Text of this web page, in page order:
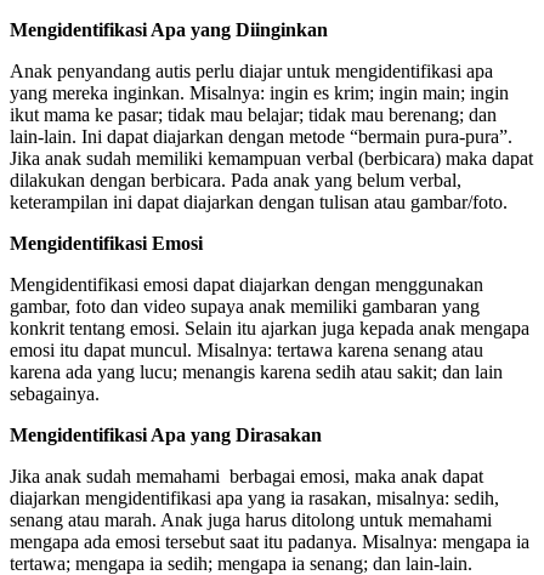
Mengidentifikasi Apa yang Diinginkan
Anak penyandang autis perlu diajar untuk mengidentifikasi apa
yang mereka inginkan. Misalnya: ingin es krim; ingin main; ingin
ikut mama ke pasar; tidak mau belajar; tidak mau berenang; dan
lain-lain. Ini dapat diajarkan dengan metode “bermain pura-pura”.
Jika anak sudah memiliki kemampuan verbal (berbicara) maka dapat
dilakukan dengan berbicara. Pada anak yang belum verbal,
keterampilan ini dapat diajarkan dengan tulisan atau gambar/foto.
Mengidentifikasi Emosi
Mengidentifikasi emosi dapat diajarkan dengan menggunakan
gambar, foto dan video supaya anak memiliki gambaran yang
konkrit tentang emosi. Selain itu ajarkan juga kepada anak mengapa
emosi itu dapat muncul. Misalnya: tertawa karena senang atau
karena ada yang lucu; menangis karena sedih atau sakit; dan lain
sebagainya.
Mengidentifikasi Apa yang Dirasakan
Jika anak sudah memahami berbagai emosi, maka anak dapat
diajarkan mengidentifikasi apa yang ia rasakan, misalnya: sedih,
senang atau marah. Anak juga harus ditolong untuk memahami
mengapa ada emosi tersebut saat itu padanya. Misalnya: mengapa ia
tertawa; mengapa ia sedih; mengapa ia senang; dan lain-lain.